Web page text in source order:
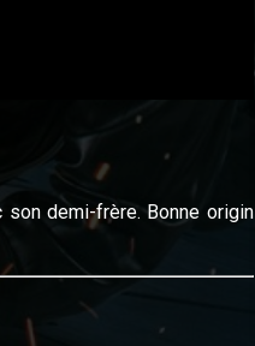
son demi-frère. Bonne origin